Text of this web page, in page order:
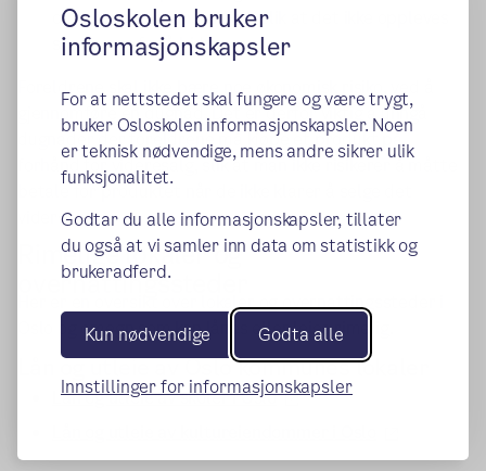
Osloskolen bruker
informasjonskapsler
For at nettstedet skal fungere og være trygt,
bruker Osloskolen informasjonskapsler. Noen
er teknisk nødvendige, mens andre sikrer ulik
funksjonalitet.
Godtar du alle informasjonskapsler, tillater
du også at vi samler inn data om statistikk og
brukeradferd.
Kun nødvendige Godta alle
Innstillinger for informasjonskapsler
om dugnad og innsamling, slik at det ikke oppleves
som press for å bidra.
Foreldrene skal ikke bære noe økonomisk risiko, ved å
gjennomføre en dugnad. Det er derfor viktig å unngå
dugnader der foreldrene må kjøpe et produkt på
forhånd for videresalg, slik at man ikke risikerer å måtte
betale for produktet når de ikke klarer å selge det
videre.
Rimelige lokaler og
overnattingssteder
Her er en oversikt over lokaler og overnattingssteder i
Oslo og omegn som kan lånes eller leies rimelig.
Lån og utleie av Oslo kommunes lokaler
Lån og utleie av skoler i Oslo
(ekstern lenke)